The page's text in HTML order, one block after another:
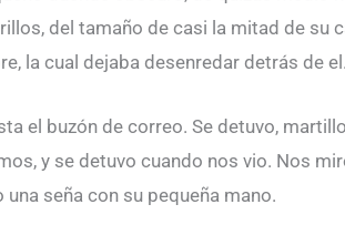
del tamaño de casi la mitad de su
la cual dejaba desenredar detrás de el.
el buzón de correo. Se detuvo,
y se detuvo cuando nos vio. Nos
seña con su pequeña mano.